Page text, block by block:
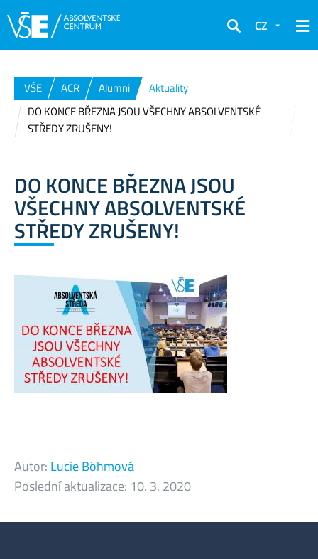
Hledat
CZ
VŠE ACR Alumni
Aktuality
DO KONCE BŘEZNA JSOU VŠECHNY ABSOLVENTSKÉ
STŘEDY ZRUŠENY!
DO KONCE BŘEZNA JSOU
VŠECHNY ABSOLVENTSKÉ
STŘEDY ZRUŠENY!
Autor: Lucie Böhmová
Poslední aktualizace: 10. 3. 2020